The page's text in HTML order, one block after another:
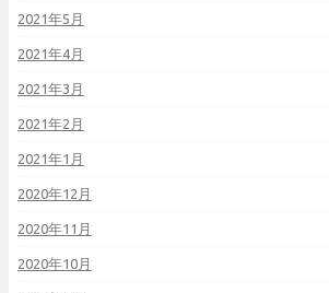
2021年5月
2021年4月
2021年3月
2021年2月
2021年1月
2020年12月
2020年11月
2020年10月